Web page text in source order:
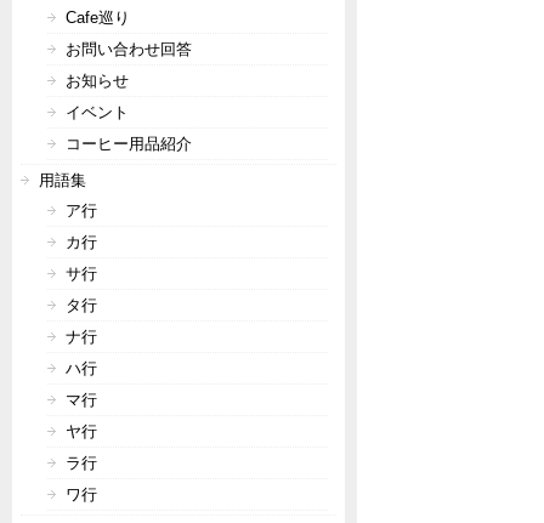
Cafe巡り
お問い合わせ回答
お知らせ
イベント
コーヒー用品紹介
用語集
ア行
カ行
サ行
タ行
ナ行
ハ行
マ行
ヤ行
ラ行
ワ行